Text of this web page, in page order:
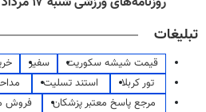
تبلیغات
قیمت شیشه سکوریت سفیر
تور کربلا
استند تسلیت
مرجع پاسخ معتبر پزشکان
فروش